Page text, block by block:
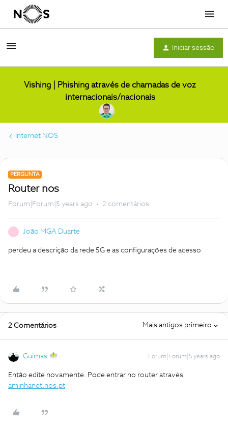
Menu
Iniciar sessão
Vishing | Phishing através de chamadas de voz
internacionais/nacionais
Internet NOS
PERGUNTA
Router nos
Forum|Forum|5 years ago 2 comentários
João MGA Duarte
perdeu a descrição da rede 5G e as configurações de acesso
2 Comentários Mais antigos primeiro
Guimas Forum|Forum|5 years ago
Então edite novamente. Pode entrar no router através
aminhanet.nos.pt